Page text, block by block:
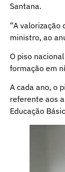
Santana.
“A
ministro, ao
O piso
formação em
A cada ano, o
referente aos
Educação